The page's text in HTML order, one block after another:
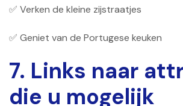
✅ Verken de kleine zijstraatjes
✅ Geniet van de Portugese keuken
7. Links naar
die u mogelijk